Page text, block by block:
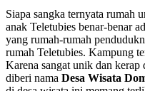
Siapa sangka ternyata rumah
anak Teletubies benar-benar
yang rumah-rumah
rumah Teletubies. Kampung
Karena sangat unik dan
diberi nama Desa Wisata